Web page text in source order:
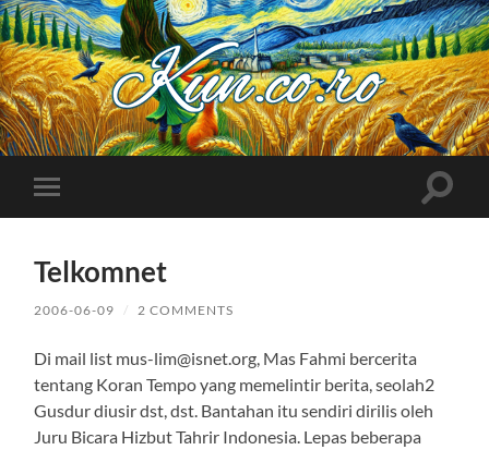
Kuncoro++
Toggle
mobile
Toggle
Telkomnet
2006-06-09 / 2 COMMENTS
Di mail list mus-lim@isnet.org, Mas Fahmi bercerita
tentang Koran Tempo yang memelintir berita, seolah2
Gusdur diusir dst, dst. Bantahan itu sendiri dirilis oleh
Juru Bicara Hizbut Tahrir Indonesia. Lepas beberapa